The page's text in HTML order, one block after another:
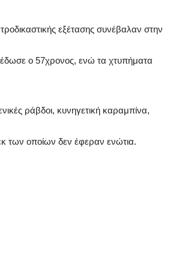
εξέτασης συνέβαλαν στην
έδωσε ο 57χρονος, ενώ τα χτυπήματα
ράβδοι, κυνηγετική καραμπίνα,
των οποίων δεν έφεραν ενώτια.